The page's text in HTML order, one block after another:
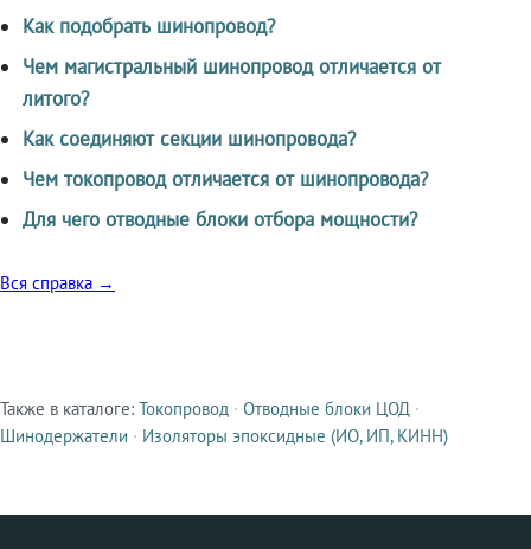
Как подобрать шинопровод?
Чем магистральный шинопровод отличается от
литого?
Как соединяют секции шинопровода?
Чем токопровод отличается от шинопровода?
Для чего отводные блоки отбора мощности?
Вся справка →
Смежные продукты
Также в каталоге: Токопровод · Отводные блоки ЦОД ·
Шинодержатели · Изоляторы эпоксидные (ИО, ИП, КИНН)